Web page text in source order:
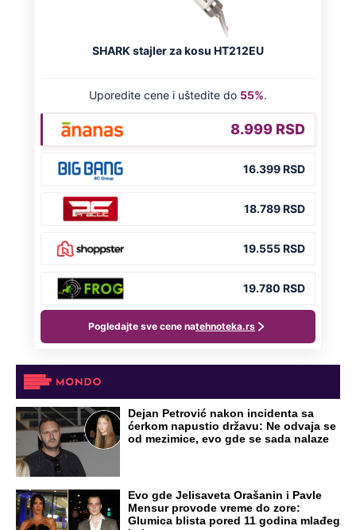
Dejan Petrović nakon incidenta sa
ćerkom napustio državu: Ne odvaja se
od mezimice, evo gde se sada nalaze
Evo gde Jelisaveta Orašanin i Pavle
Mensur provode vreme do zore:
Glumica blista pored 11 godina mlađeg